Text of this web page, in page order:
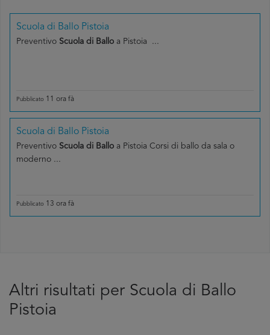
Scuola di Ballo Pistoia
Preventivo Scuola di Ballo a Pistoia ...
Pubblicato 11 ora fà
Scuola di Ballo Pistoia
Preventivo Scuola di Ballo a Pistoia Corsi di ballo da sala o
moderno ...
Pubblicato 13 ora fà
Altri risultati per Scuola di Ballo
Pistoia